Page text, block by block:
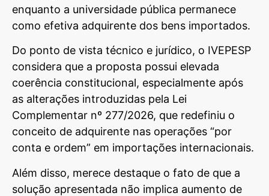
enquanto a universidade pública permanece
como efetiva adquirente dos bens importados.
Do ponto de vista técnico e jurídico, o IVEPESP
considera que a proposta possui elevada
coerência constitucional, especialmente após
as alterações introduzidas pela Lei
Complementar nº 277/2026, que redefiniu o
conceito de adquirente nas operações “por
conta e ordem” em importações internacionais.
Além disso, merece destaque o fato de que a
solução apresentada não implica aumento de